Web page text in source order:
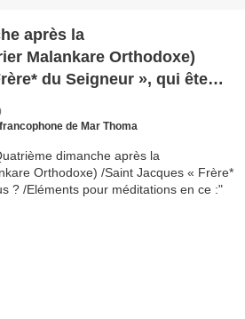
après la
Malankare Orthodoxe)
du Seigneur », qui êtes-
de Mar Thoma